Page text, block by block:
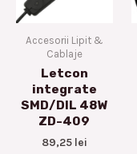
Accesorii Lipit &
Cablaje
Letcon
integrate
SMD/DIL 48W
ZD-409
89,25 lei